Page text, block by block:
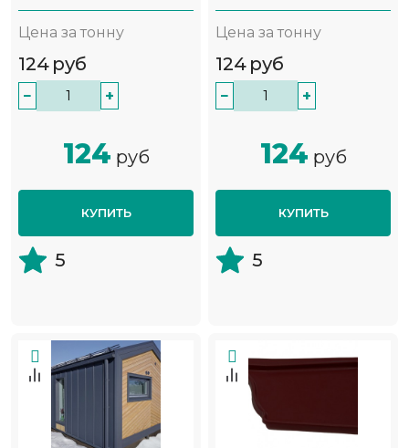
Цена за тонну
124 руб
− +
124 руб
КУПИТЬ
5
Цена за тонну
124 руб
− +
124 руб
КУПИТЬ
5